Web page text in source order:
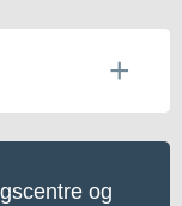
og